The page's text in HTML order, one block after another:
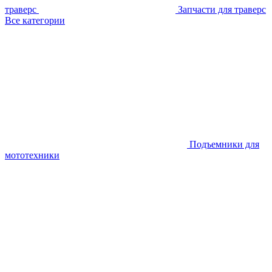
траверс
Запчасти для траверс
Все категории
Подъемники для
мототехники